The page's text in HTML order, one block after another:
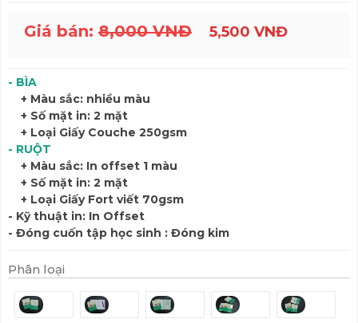
Giá bán: 8,000 VNĐ 5,500 VNĐ
- BÌA
+ Màu sắc: nhiều màu
+ Số mặt in: 2 mặt
+ Loại Giấy Couche 250gsm
- RUỘT
+ Màu sắc: In offset 1 màu
+ Số mặt in: 2 mặt
+ Loại Giấy Fort viết 70gsm
- Kỹ thuật in: In Offset
- Đóng cuốn tập học sinh : Đóng kim
Phân loại